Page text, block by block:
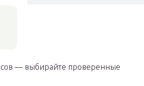
— выбирайте проверенные